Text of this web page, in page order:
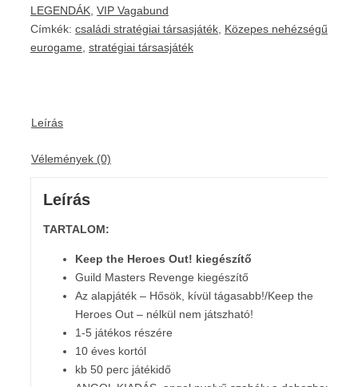
LEGENDÁK VIP Vagabund
Címkék: családi stratégiai társasjáték Közepes nehézségű
eurogame stratégiai társasjáték
Leírás
Vélemények (0)
Leírás
TARTALOM:
Keep the Heroes Out! kiegészítő
Guild Masters Revenge kiegészítő
Az alapjáték – Hősök, kívül tágasabb!/Keep the
Heroes Out – nélkül nem játszható!
1-5 játékos részére
10 éves kortól
kb 50 perc játékidő